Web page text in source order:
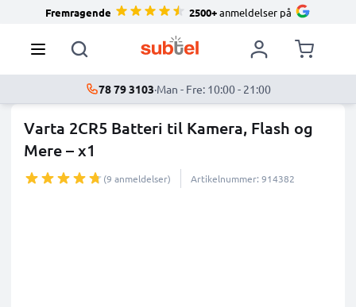
Fremragende 2500+anmeldelser på
78 79 3103·Man - Fre: 10:00 - 21:00
Varta 2CR5 Batteri til Kamera, Flash og
Mere – x1
(9 anmeldelser) Artikelnummer: 914382